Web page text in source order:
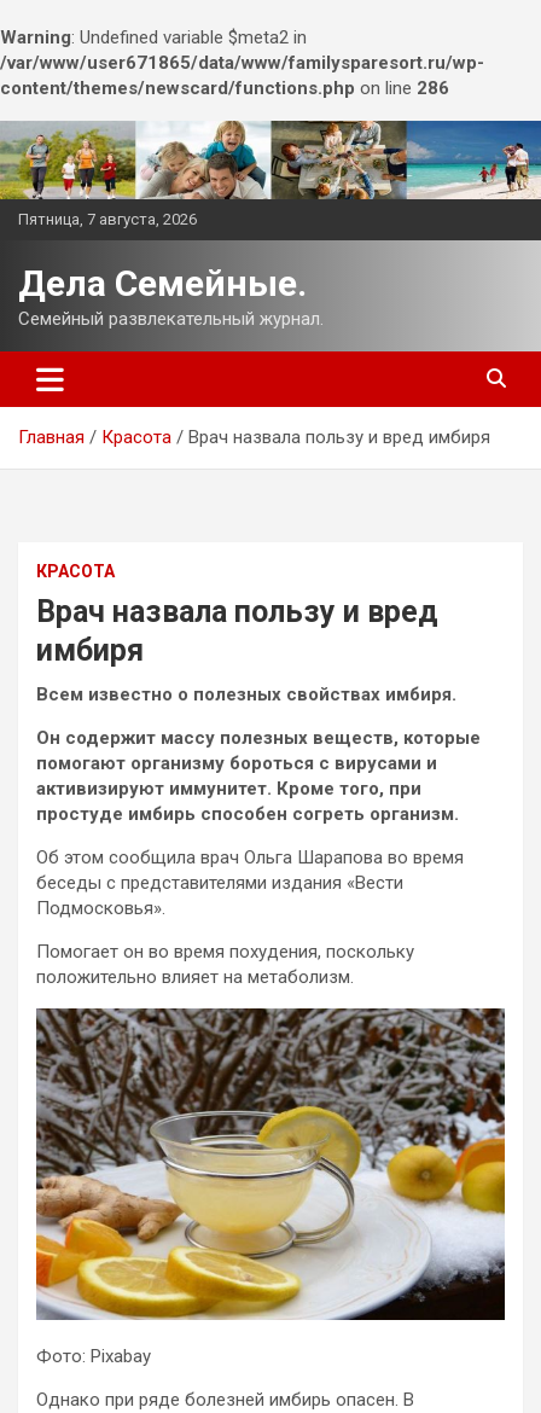
Warning: Undefined variable $meta2 in
/var/www/user671865/data/www/familysparesort.ru/wp-
content/themes/newscard/functions.php on line 286
Перейти
к
содержимому
Пятница, 7 августа, 2026
Дела Семейные.
Семейный развлекательный журнал.
Главная Красота Врач назвала пользу и вред имбиря
КРАСОТА
Врач назвала пользу и вред
имбиря
Всем известно о полезных свойствах имбиря.
Он содержит массу полезных веществ, которые
помогают организму бороться с вирусами и
активизируют иммунитет. Кроме того, при
простуде имбирь способен согреть организм.
Об этом сообщила врач Ольга Шарапова во время
беседы с представителями издания «Вести
Подмосковья».
Помогает он во время похудения, поскольку
положительно влияет на метаболизм.
Фото: Pixabay
Однако при ряде болезней имбирь опасен. В